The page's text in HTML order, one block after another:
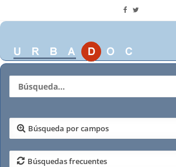
Búsqueda por campos
Búsquedas frecuentes